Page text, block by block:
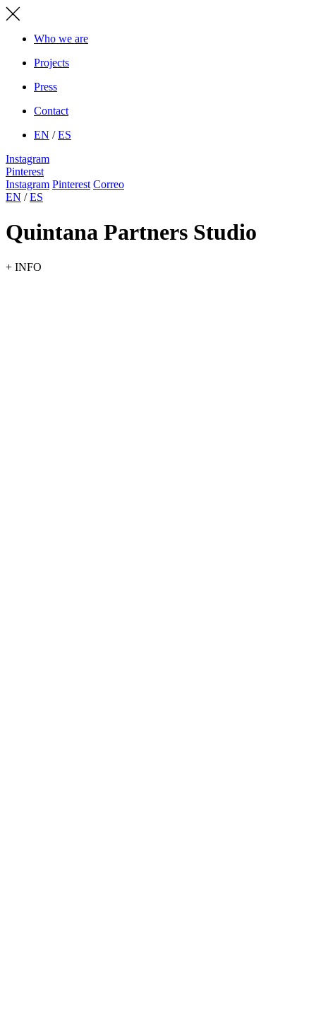
Who we are
Projects
Press
Contact
EN / ES
Instagram
Pinterest
Instagram Pinterest Correo
EN / ES
Quintana Partners Studio
+ INFO